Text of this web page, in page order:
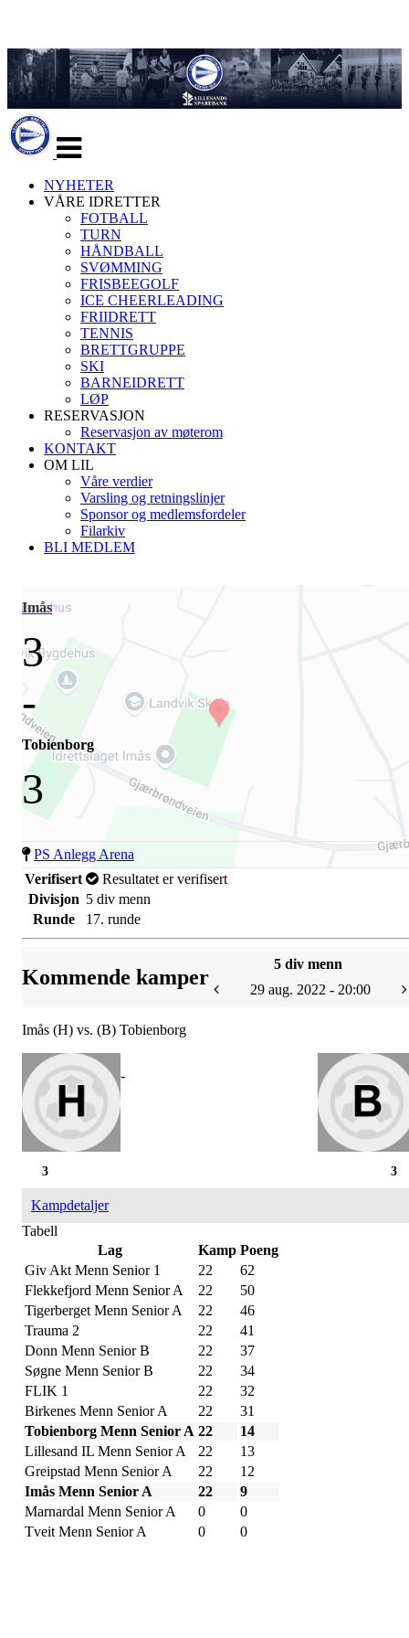
navigasjon
NYHETER
VÅRE IDRETTER
FOTBALL
TURN
HÅNDBALL
SVØMMING
FRISBEEGOLF
ICE CHEERLEADING
FRIIDRETT
TENNIS
BRETTGRUPPE
SKI
BARNEIDRETT
LØP
RESERVASJON
Reservasjon av møterom
KONTAKT
OM LIL
Våre verdier
Varsling og retningslinjer
Sponsor og medlemsfordeler
Filarkiv
BLI MEDLEM
Imås
3
-
Tobienborg
3
PS Anlegg Arena
Verifisert
Resultatet er verifisert
Divisjon 5 div menn
Runde
17. runde
Kommende kamper
5 div menn
29 aug. 2022 - 20:00
Imås (H) vs. (B) Tobienborg
-
3
3
Kampdetaljer
Tabell
Lag
Kamp Poeng
Giv Akt Menn Senior 1
22
62
Flekkefjord Menn Senior A
22
50
Tigerberget Menn Senior A
22
46
Trauma 2
22
41
Donn Menn Senior B
22
37
Søgne Menn Senior B
22
34
FLIK 1
22
32
Birkenes Menn Senior A
22
31
Tobienborg Menn Senior A 22
14
Lillesand IL Menn Senior A
22
13
Greipstad Menn Senior A
22
12
Imås Menn Senior A
22
9
Marnardal Menn Senior A
0
0
Tveit Menn Senior A
0 0